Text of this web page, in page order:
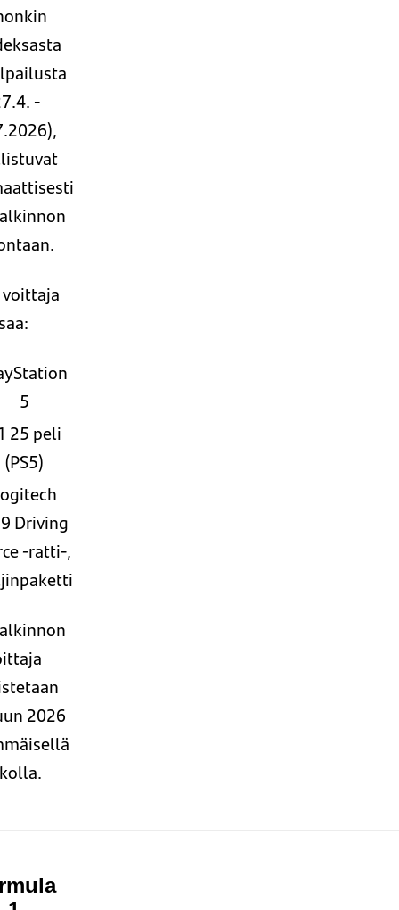
-
5
25 peli
(PS5)
Driving
-ratti-,
2026